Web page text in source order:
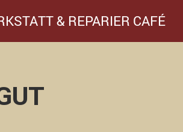
& REPARIER CAFÉ